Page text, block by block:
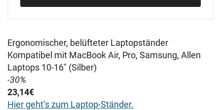
Ergonomischer, belüfteter Laptopständer
Kompatibel mit MacBook Air, Pro, Samsung, Allen
Laptops 10-16" (Silber)
-30%
23,14€
Hier geht‘s zum Laptop-Ständer.